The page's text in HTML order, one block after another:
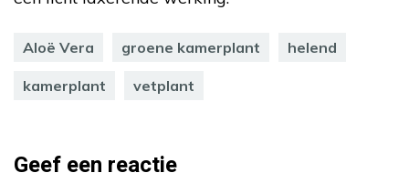
Aloë Vera groene kamerplant helend
kamerplant vetplant
Geef een reactie